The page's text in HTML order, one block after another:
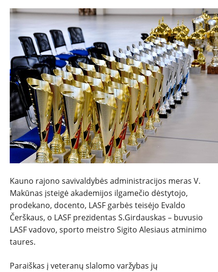
Kauno rajono savivaldybės administracijos meras V.
Makūnas įsteigė akademijos ilgamečio dėstytojo,
prodekano, docento, LASF garbės teisėjo Evaldo
Čerškaus, o LASF prezidentas S.Girdauskas – buvusio
LASF vadovo, sporto meistro Sigito Alesiaus atminimo
taures.
Paraiškas į veteranų slalomo varžybas jų